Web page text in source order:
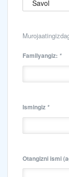
Familyangiz: *
Ismingiz *
Otangizni ismi